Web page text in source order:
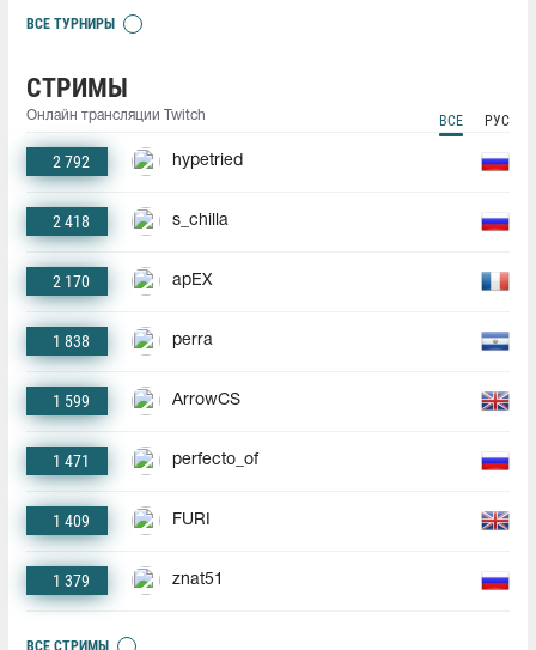
ВСЕ ТУРНИРЫ
СТРИМЫ
Онлайн трансляции Twitch ВСЕ РУС
2 792 hypetried
2 418 s_chilla
2 170 apEX
1 838 perra
1 599 ArrowCS
1 471 perfecto_of
1 409 FURI
1 379 znat51
ВСЕ СТРИМЫ